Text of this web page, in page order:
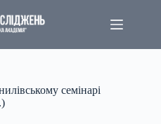
семінарі